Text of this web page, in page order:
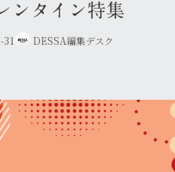
ンタイン特集
31 DESSA編集デスク